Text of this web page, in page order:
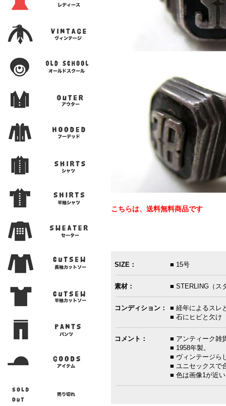
こちらは、送料無料商品です
SIZE： ■ 15号
素材： ■ STERLING（ス
コンディション：
■ 経年によるスレ
■ 石にヒビと欠け
コメント：
■ アンティーク雑
■ 1958年製。
■ ヴィンテージら
■ ユニセックスで
■ 色は画像1が近